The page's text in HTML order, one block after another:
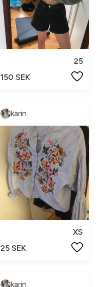
25
150 SEK
karin
XS
25 SEK
karin